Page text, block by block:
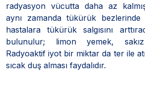
radyasyon vücutta daha az
aynı zamanda tükürük
hastalara tükürük salgısını
bulunulur; limon yemek,
Radyoaktif iyot bir miktar da ter ile
sıcak duş alması faydalıdır.